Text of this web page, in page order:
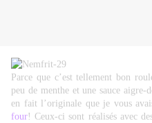
Parce que c’est tellement bon
peu de menthe et une sauce
en fait l’originale que je vous
four! Ceux-ci sont réalisés avec